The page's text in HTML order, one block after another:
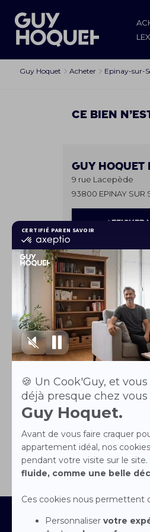
Guy Hoquet Acheter Epinay-sur-
Ce bien
Guy Hoquet
9 rue Lacepède
93800 EPINAY SUR
AFFICHER
Les horaires
Lundi
Mardi
Mercredi
Vendredi
Samedi
Dimanche